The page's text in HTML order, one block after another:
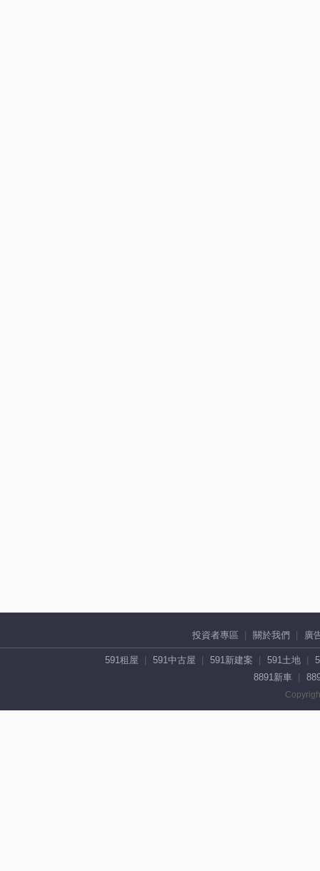
投資者專區 關於我們 廣
591租屋 591中古屋 591新建案 591土地
8891新車